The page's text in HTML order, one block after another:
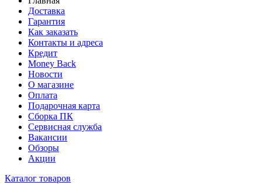
Доставка
Гарантия
Как заказать
Контакты и адреса
Кредит
Money Back
Новости
О магазине
Оплата
Подарочная карта
Сборка ПК
Сервисная служба
Вакансии
Обзоры
Акции
Каталог товаров